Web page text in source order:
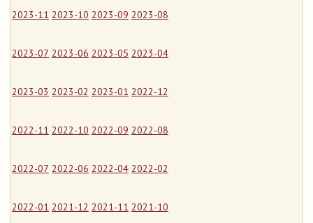
2023-11 2023-10 2023-09 2023-08
2023-07 2023-06 2023-05 2023-04
2023-03 2023-02 2023-01 2022-12
2022-11 2022-10 2022-09 2022-08
2022-07 2022-06 2022-04 2022-02
2022-01 2021-12 2021-11 2021-10